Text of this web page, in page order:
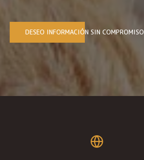
DESEO INFORMACIÓN SIN COMPROMISO